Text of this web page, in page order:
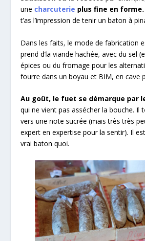
une charcuterie plus fine en forme.
t’as l’impression de tenir un baton à
Dans les faits, le mode de fabrication
prend d’la viande hachée, avec du sel
épices ou du fromage pour les
fourre dans un boyau et BIM, en cave
Au goût, le fuet se démarque par
qui ne vient pas assécher la bouche. Il
vers une note sucrée (mais très très
expert en expertise pour la sentir). Il
vrai baton quoi.